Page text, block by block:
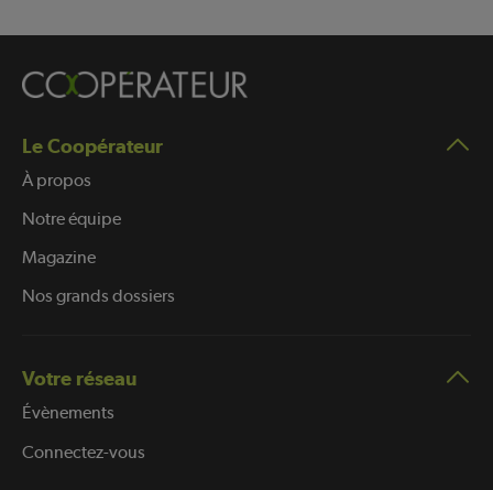
Le Coopérateur
À propos
Notre équipe
Magazine
Nos grands dossiers
Votre réseau
Évènements
Connectez-vous